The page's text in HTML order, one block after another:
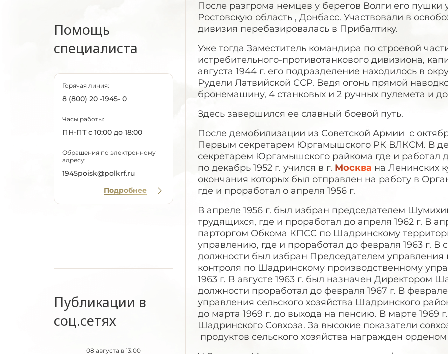
Помощь
специалиста
Горячая линия:
8 (800) 20 -1945- 0
Часы работы:
ПН-ПТ с 10:00 до 18:00
Обращения по электронному
адресу:
1945poisk@polkrf.ru
Подробнее
Публикации в
соц.сетях
08 августа в 13:00
После разгрома немцев у берегов Волги его пушки
Ростовскую область , Донбасс. Участвовали в
дивизия перебазировалась в Прибалтику.
Уже тогда Заместитель командира по строевой
истребительного-противотанкового дивизиона,
августа 1944 г. его подразделение находилось в
Рудели Латвийской ССР. Ведя огонь прямой
бронемашину, 4 станковых и 2 ручных пулемета и
Здесь завершился ее славный боевой путь.
После демобилизации из Советской Армии с
Первым секретарем Юргамышского РК ВЛКСМ. В
секретарем Юргамышского райкома где и работал
по декабрь 1952 г. учился в г. Москва на Ленинских
окончания которых был отправлен на работу в
где и проработал о апреля 1956 г.
В апреле 1956 г. был избран председателем
трудящихся, где и проработал до апреля 1962 г. В
парторгом Обкома КПСС по Шадринскому
управлению, где и проработал до февраля 1963 г. В
должности был избран Председателем управления
контроля по Шадринскому производственному
1963 г. В августе 1963 г. был назначен Директором
должности проработал до февраля 1967 г. В
управления сельского хозяйства Шадринского
до марта 1969 г. до выхода на пенсию. В марте 1969
Шадринского Совхоза. За высокие показатели
продуктов сельского хозяйства награжден